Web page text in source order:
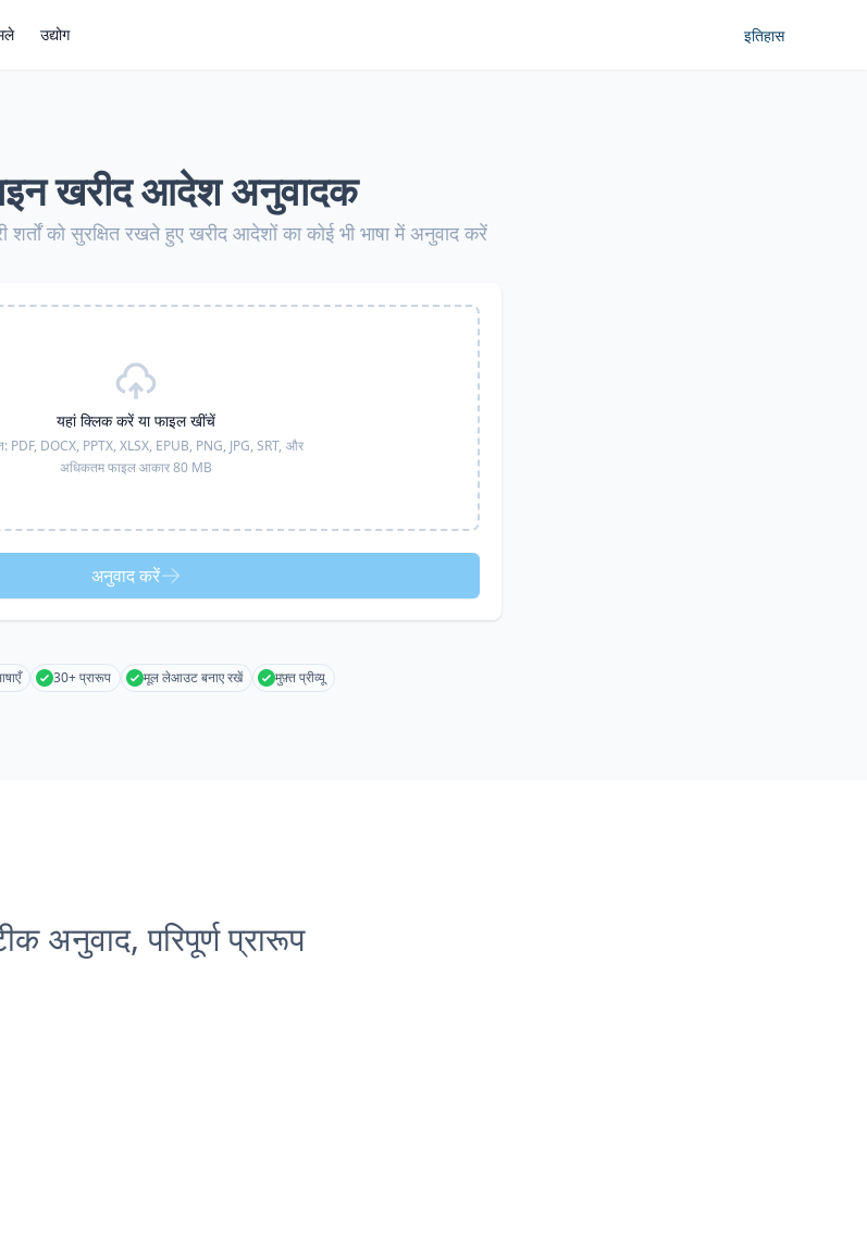
उद्योग इतिहास
खरीद आदेश अनुवादक
शर्तों को सुरक्षित रखते हुए खरीद आदेशों का कोई भी भाषा में अनुवाद करें
यहां क्लिक करें या फाइल खींचें
PDF, DOCX, PPTX, XLSX, EPUB, PNG, JPG, SRT, और
अधिकतम फाइल आकार 80 MB
अनुवाद करें
30+ प्रारूप मूल लेआउट बनाए रखें मुफ़्त प्रीव्यू
अनुवाद, परिपूर्ण प्रारूप